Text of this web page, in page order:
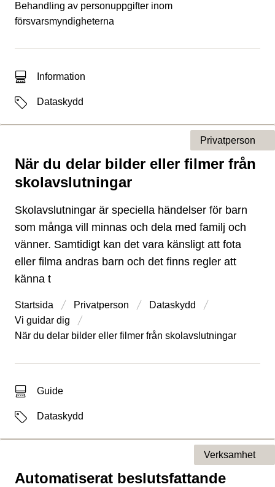
Behandling av personuppgifter inom
försvarsmyndigheterna
Typ av sökträff
Information
EtiketterDataskydd
När du delar bilder eller filmer från
skolavslutningar
Typ av sida
Privatperson
Skolavslutningar är speciella händelser för barn
som många vill minnas och dela med familj och
vänner. Samtidigt kan det vara känsligt att fota
eller filma andras barn och det finns regler att
känna t
Startsida Privatperson
Dataskydd
Vi guidar dig
När du delar bilder eller filmer från skolavslutningar
Typ av sökträff
Guide
EtiketterDataskydd
Automatiserat beslutsfattande
Typ av sida
Verksamhet